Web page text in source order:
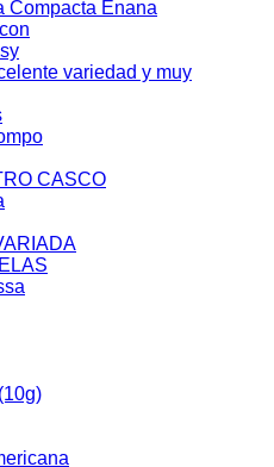
Compacta Enana
variedad y muy
CASCO